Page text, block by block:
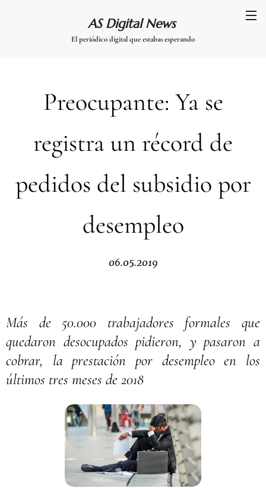
AS Digital News
El periódico digital que estabas esperando
Preocupante: Ya se
registra un récord de
pedidos del subsidio por
desempleo
06.05.2019
Más de 50.000 trabajadores formales que
quedaron desocupados pidieron, y pasaron a
cobrar, la prestación por desempleo en los
últimos tres meses de 2018